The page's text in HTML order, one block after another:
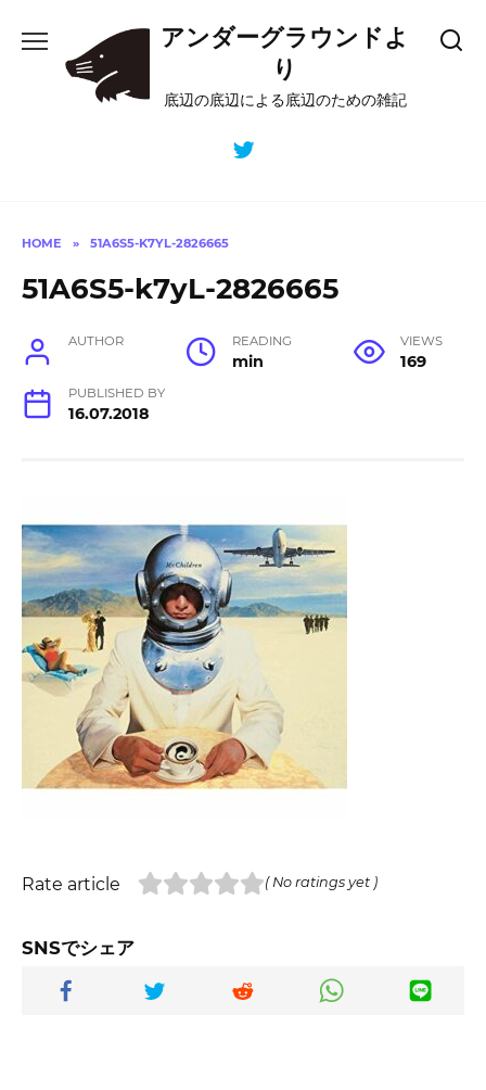
content
アンダーグラウンドよ
り
底辺の底辺による底辺のための雑記
HOME » 51A6S5-K7YL-2826665
51A6S5-k7yL-2826665
AUTHOR READING
min
VIEWS
169
PUBLISHED BY
16.07.2018
Rate article ( No ratings yet )
SNSでシェア